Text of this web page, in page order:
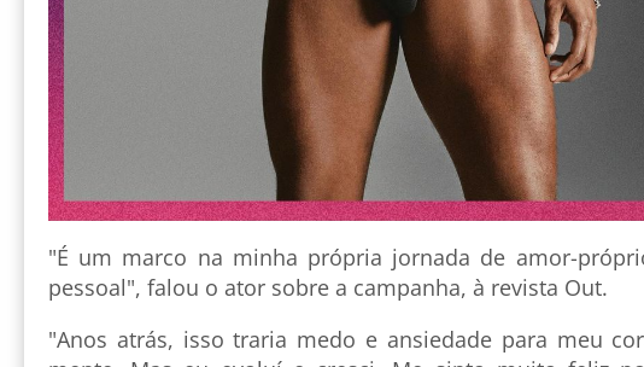
"É um marco na minha própria jornada de amor-
pessoal", falou o ator sobre a campanha, à revista Out.
"Anos atrás, isso traria medo e ansiedade para meu